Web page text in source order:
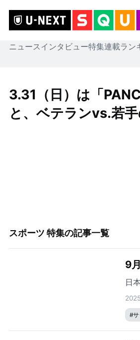
ニュースインタビュー特集連載ラン
3.31（日）は「
と、ベテランvs.若
スポーツ 特集の記事一覧
9
日
#